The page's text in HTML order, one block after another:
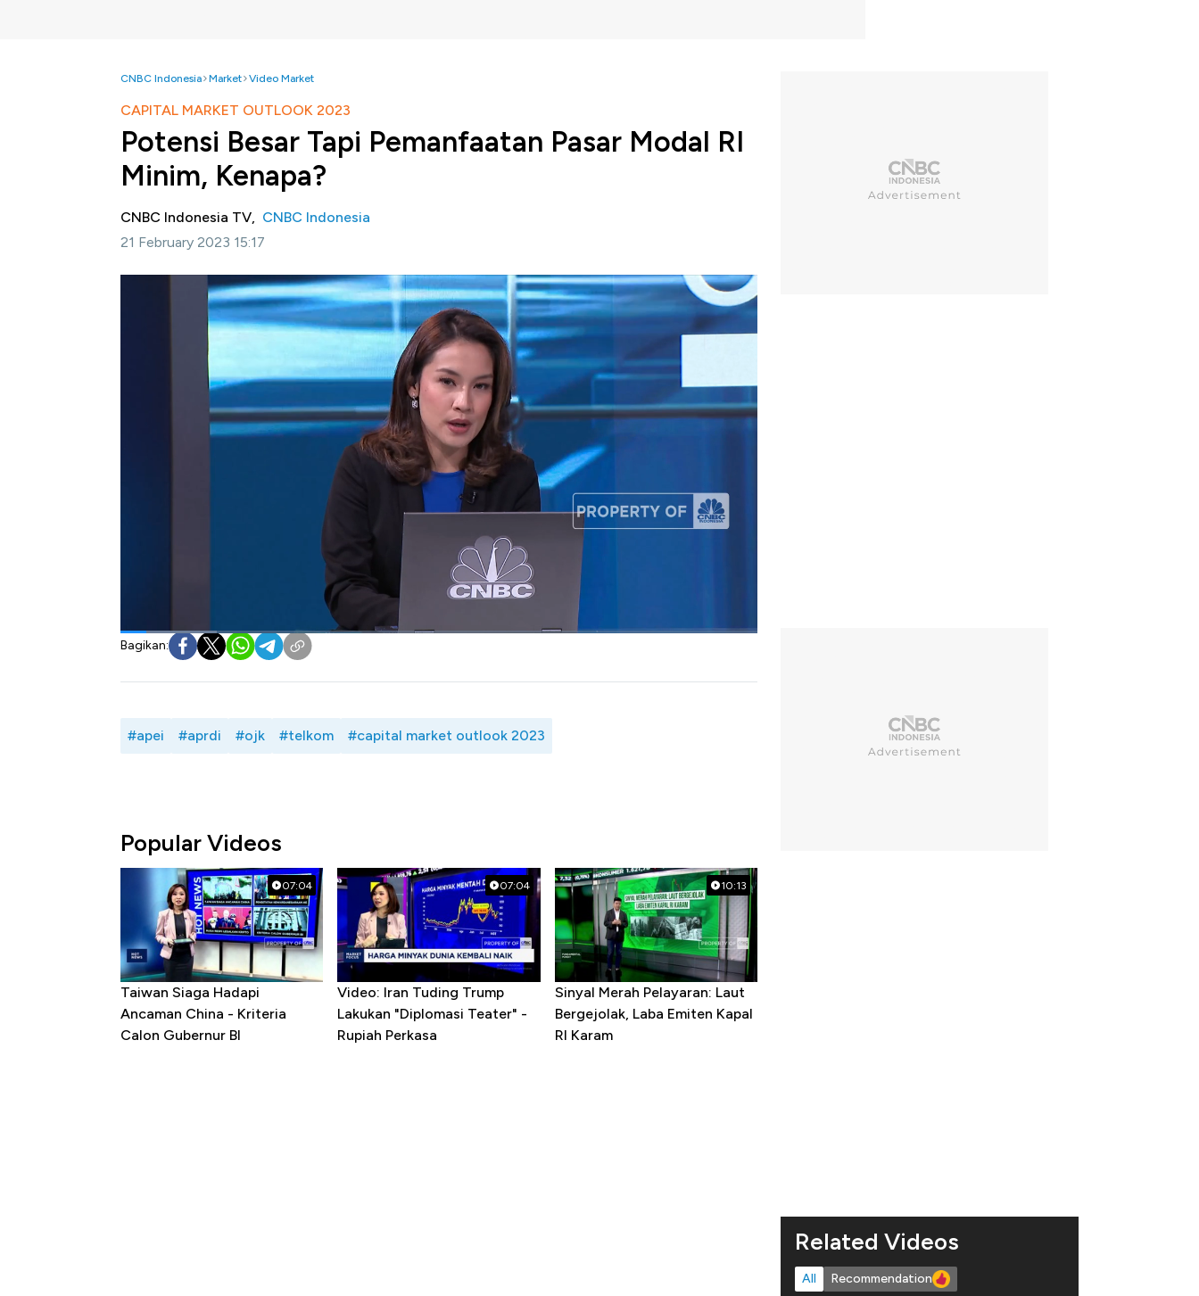
CNBC Indonesia Market Video Market
CAPITAL MARKET OUTLOOK 2023
Potensi Besar Tapi Pemanfaatan Pasar Modal RI
Minim, Kenapa?
CNBC Indonesia TV, CNBC Indonesia
21 February 2023 15:17
Jakarta, CNBC Indonesia-CNBCIndonesia bersamaPT Telkom Indonesia (Persero) Tbk (TLKM)
menggelar Capital Market Outlook 2023 dengan tema "Ekonomi Global Bergejolak, Pasar Modal RI
Masih Semarak" guna mengupas tuntas tantangan & strategi mendorong geliat investasi pasar
modal Indonesia.
Asosiasi Perusahaan Efek Indonesia (APEI) dalam Capital Market Outlook 2023 menyampaikan
optimisme daya tahan pasar modal RI di era suku bunga tinggi dan guncangan ekonomi global 2023.
Namun demikian masih minimnya pemanfaatan capital market dalam mendorong perekonomian
nasional menjadi tantangan bagi otoritas dalam mengembangkan pasar modal RI.
Apa saja yang menjadi tantangan dan potensi pengembangan pasar modal RI? dan seperti apa daya
Tarik investasi pasar modal RI di 2023? Selengkapnya simak dialog Safrina Nasution dengan Ketua
Komite Umum Asosiasi Perusahaan Efek Indonesia (APEI), Rudy Utomo dan Ketua Presidium
Dewan Asosiasi Pelaku Reksa Dana dan Investasi Indonesia (APRDI), Marsangap P. Tamba dalam
CNBCIndonesia (Selasa, 21/02/2023)
Bagikan:
#apei #aprdi #ojk #telkom #capital market outlook 2023
Popular Videos
07:04
Taiwan Siaga Hadapi
Ancaman China - Kriteria
Calon Gubernur BI
07:04
Video: Iran Tuding Trump
Lakukan "Diplomasi Teater" -
Rupiah Perkasa
10:13
Sinyal Merah Pelayaran: Laut
Bergejolak, Laba Emiten Kapal
RI Karam
Related Videos
All Recommendation